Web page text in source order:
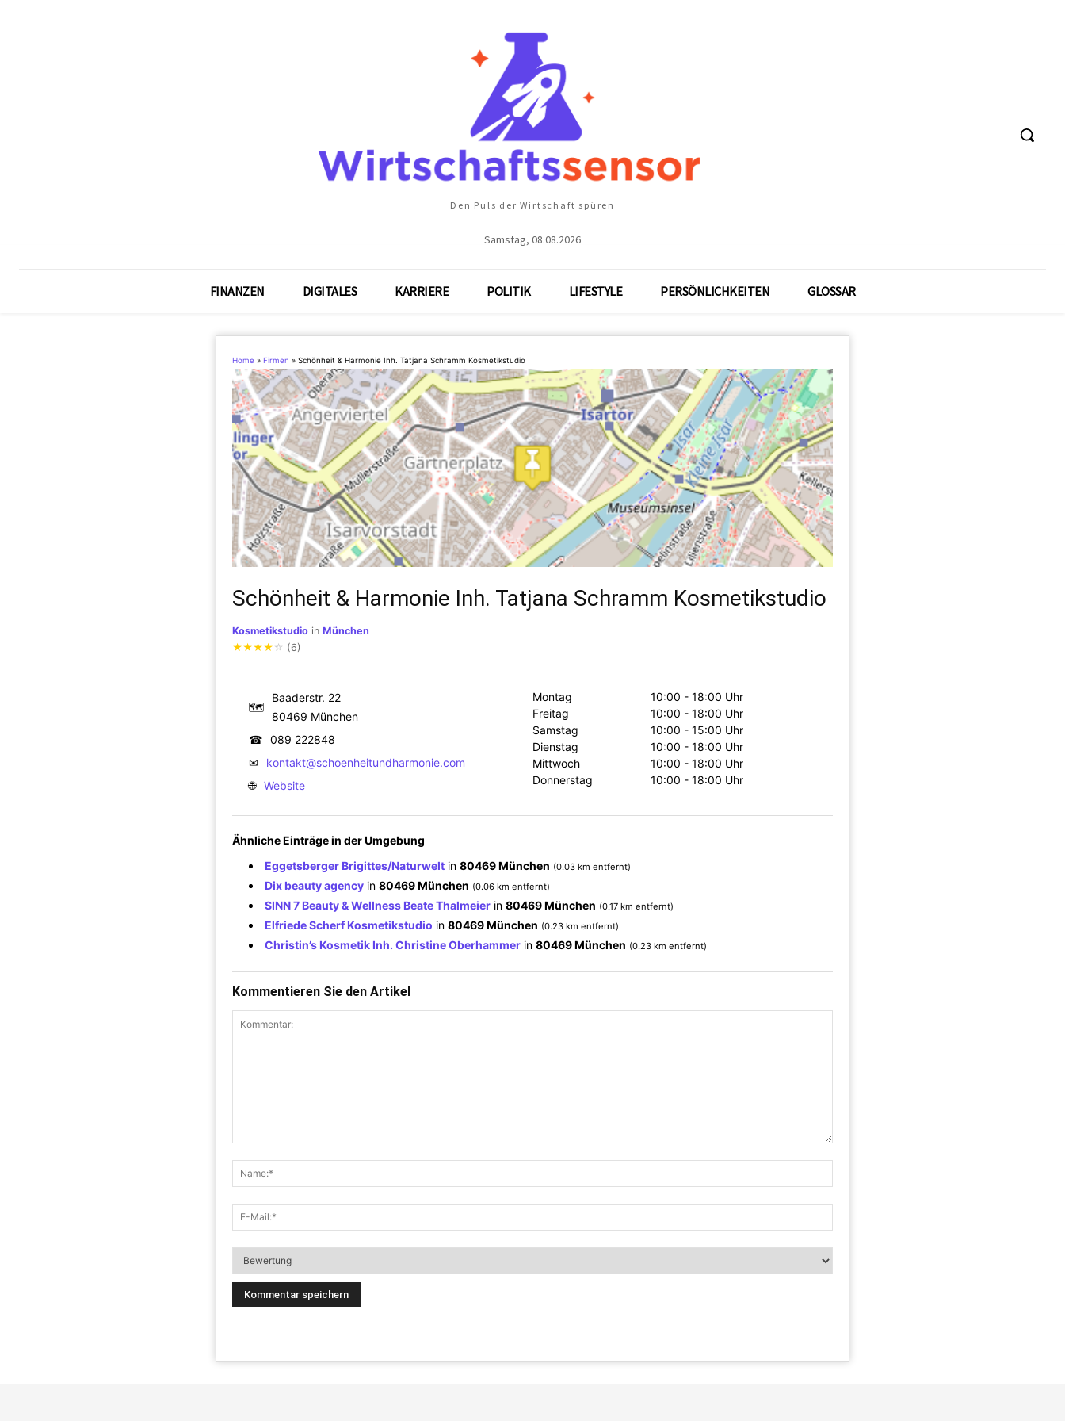
Den Puls der Wirtschaft spüren
Samstag, 08.08.2026
FINANZEN DIGITALES KARRIERE POLITIK LIFESTYLE PERSÖNLICHKEITEN GLOSSAR
Home » Firmen » Schönheit & Harmonie Inh. Tatjana Schramm Kosmetikstudio
Schönheit & Harmonie Inh. Tatjana Schramm Kosmetikstudio
Kosmetikstudio in München
★★★★ ☆ (6)
🗺
Baaderstr. 22
80469 München
☎ 089 222848
✉
kontakt@schoenheitundharmonie.com
🌐 Website
Montag
10:00 - 18:00 Uhr
Freitag
10:00 - 18:00 Uhr
Samstag
10:00 - 15:00 Uhr
Dienstag
10:00 - 18:00 Uhr
Mittwoch
10:00 - 18:00 Uhr
Donnerstag
10:00 - 18:00 Uhr
Ähnliche Einträge in der Umgebung
Eggetsberger Brigittes/Naturwelt in 80469 München (0.03 km entfernt)
Dix beauty agency in 80469 München (0.06 km entfernt)
SINN 7 Beauty & Wellness Beate Thalmeier in 80469 München (0.17 km entfernt)
Elfriede Scherf Kosmetikstudio in 80469 München (0.23 km entfernt)
Christin’s Kosmetik Inh. Christine Oberhammer in 80469 München (0.23 km entfernt)
Kommentieren Sie den Artikel